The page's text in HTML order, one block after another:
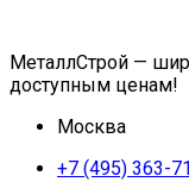
МеталлСтрой —
доступным ценам!
Москва
+7 (495) 363-